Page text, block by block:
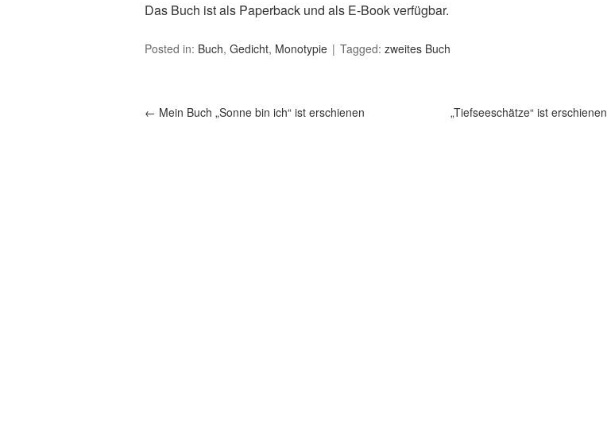
Das Buch ist als Paperback und als E-Book verfügbar.
Posted in: Buch, Gedicht, Monotypie Tagged: zweites Buch
← Mein Buch „Sonne bin ich“ ist erschienen „Tiefseeschätze“ ist erschienen